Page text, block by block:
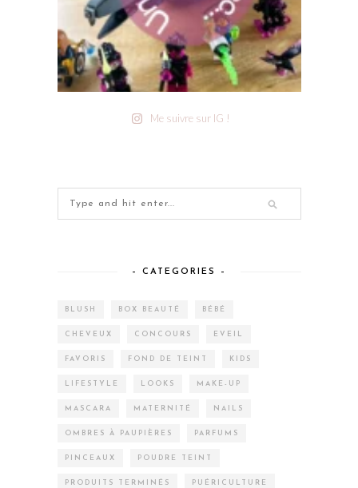
Me suivre sur IG !
– CATEGORIES –
BLUSH BOX BEAUTÉ BÉBÉ
CHEVEUX CONCOURS EVEIL
FAVORIS FOND DE TEINT KIDS
LIFESTYLE LOOKS MAKE-UP
MASCARA MATERNITÉ NAILS
OMBRES À PAUPIÈRES PARFUMS
PINCEAUX POUDRE TEINT
PRODUITS TERMINÉS PUÉRICULTURE